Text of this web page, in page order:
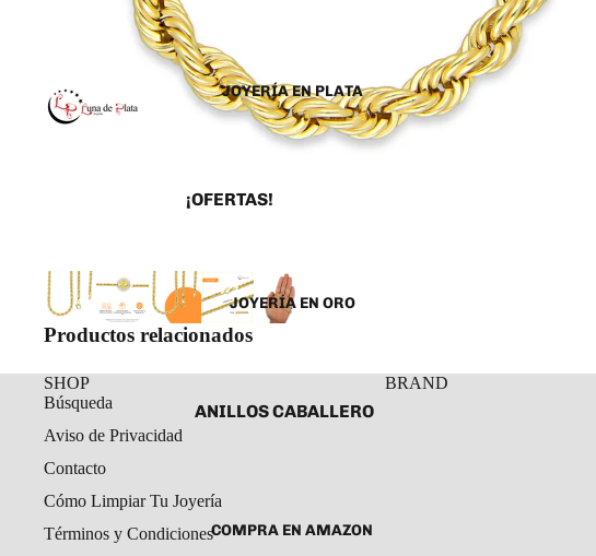
JOYERÍA EN PLATA
¡OFERTAS!
ARETES
CADENAS Y COLLARES
DIJES Y MEDALLAS
ESCLAVAS
PULSERAS Y
SET DE ARETES Y DIJE
JOYERÍA EN ORO
ANILLOS CABALLERO
CADENAS Y COLLARES
COMPRA EN AMAZON
Productos relacionados
SHOP
Búsqueda
Aviso de Privacidad
Contacto
Cómo Limpiar Tu Joyería
Términos y Condiciones
BRAND